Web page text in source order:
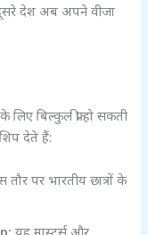
देश अब अपने वीजा
बिल्कुल फ्री हो सकती
देते हैं:
तौर पर भारतीय छात्रों के
यह मास्टर्स और